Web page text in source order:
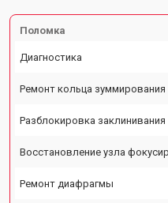
Поломка
Диагностика
Ремонт кольца зуммирования
Разблокировка заклинивания
Восстановление узла
Ремонт диафрагмы